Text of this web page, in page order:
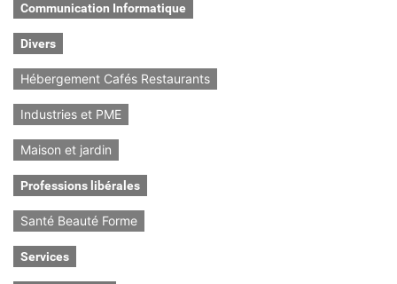
Communication Informatique
Divers
Hébergement Cafés Restaurants
Industries et PME
Maison et jardin
Professions libérales
Santé Beauté Forme
Services